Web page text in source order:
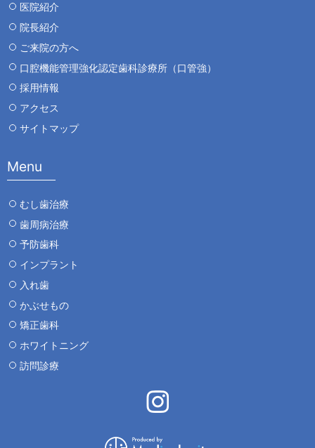
医院紹介
院長紹介
ご来院の方へ
口腔機能管理強化認定歯科診療所（口管強）
採用情報
アクセス
サイトマップ
Menu
むし歯治療
歯周病治療
予防歯科
インプラント
入れ歯
かぶせもの
矯正歯科
ホワイトニング
訪問診療